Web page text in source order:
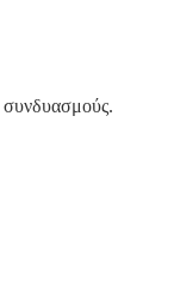
συνδυασμούς.